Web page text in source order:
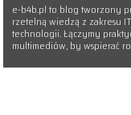
e-b4b.pl to blog tworzony
rzetelną wiedzą z zakresu
technologii. Łączymy
multimediów, by wspierać